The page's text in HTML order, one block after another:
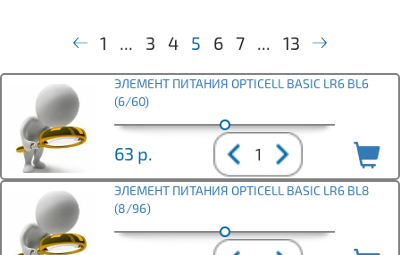
1 ... 3 4 5 6 7 ... 13
ЭЛЕМЕНТ ПИТАНИЯ OPTICELL BASIC LR6 BL6
(6/60)
63 р.
ЭЛЕМЕНТ ПИТАНИЯ OPTICELL BASIC LR6 BL8
(8/96)